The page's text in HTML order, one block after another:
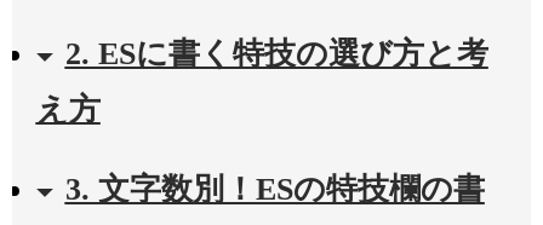
2. ESに書く特技の選び方と考
え方
3. 文字数別！ESの特技欄の書